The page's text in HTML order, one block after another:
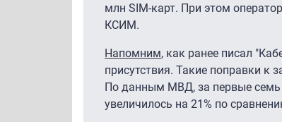
млн SIM-карт. При этом
КСИМ.
Напомним, как ранее писал
присутствия. Такие поправки к
По данным МВД, за первые семь
увеличилось на 21% по